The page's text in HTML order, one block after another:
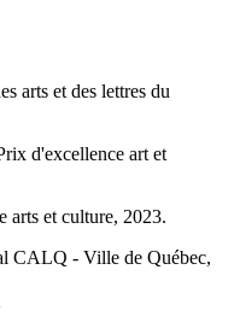
arts et des lettres du
d'excellence art et
et culture, 2023.
CALQ - Ville de Québec,